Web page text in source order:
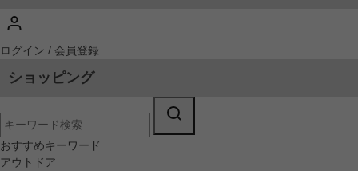
ログイン / 会員登録
ショッピング
おすすめキーワード
アウトドア